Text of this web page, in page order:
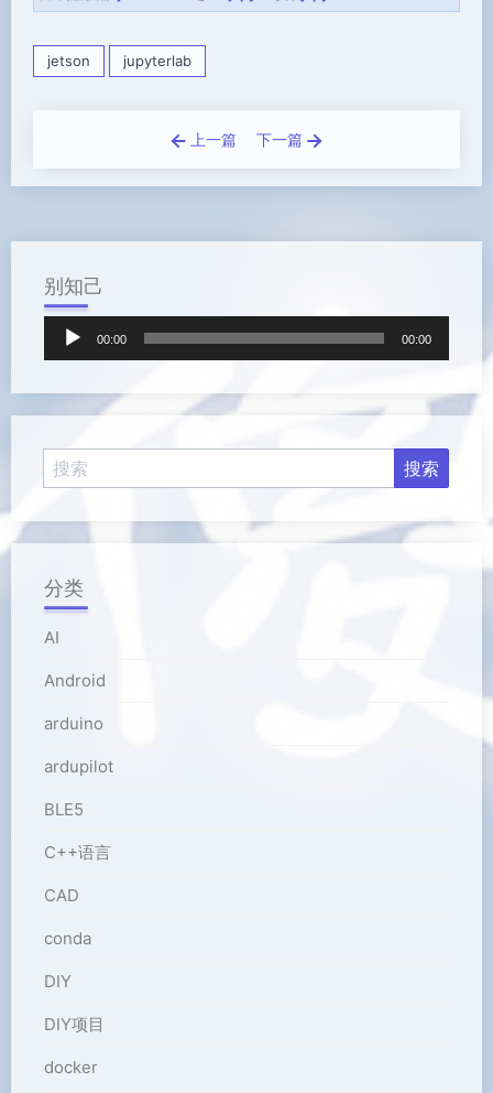
jetson jupyterlab
上一篇 下一篇
别知己
放
00:00 00:00
分类
AI
Android
arduino
ardupilot
BLE5
C++语言
CAD
conda
DIY
DIY项目
docker